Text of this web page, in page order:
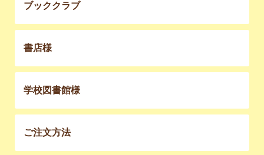
ブッククラブ
書店様
学校図書館様
ご注文方法